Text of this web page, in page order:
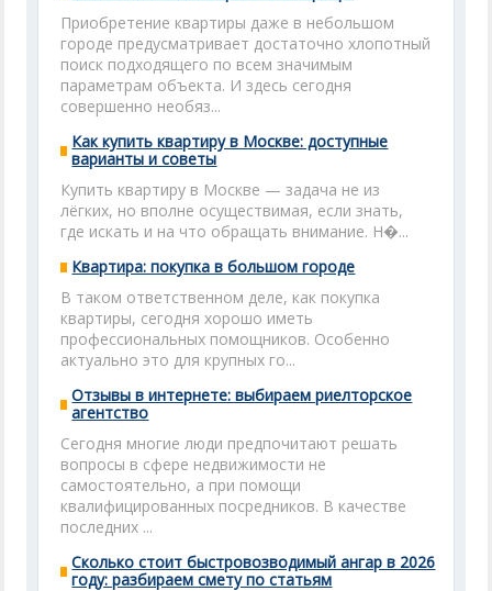
Приобретение квартиры даже в небольшом
городе предусматривает достаточно хлопотный
поиск подходящего по всем значимым
параметрам объекта. И здесь сегодня
совершенно необяз...
Как купить квартиру в Москве: доступные
варианты и советы
Купить квартиру в Москве — задача не из
лёгких, но вполне осуществимая, если знать,
где искать и на что обращать внимание. Н�...
Квартира: покупка в большом городе
В таком ответственном деле, как покупка
квартиры, сегодня хорошо иметь
профессиональных помощников. Особенно
актуально это для крупных го...
Отзывы в интернете: выбираем риелторское
агентство
Сегодня многие люди предпочитают решать
вопросы в сфере недвижимости не
самостоятельно, а при помощи
квалифицированных посредников. В качестве
последних ...
Сколько стоит быстровозводимый ангар в 2026
году: разбираем смету по статьям